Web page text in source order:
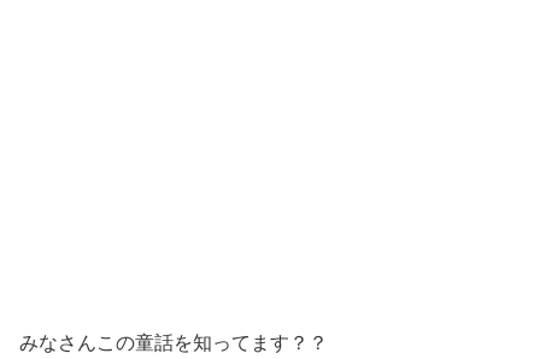
みなさんこの童話を知ってます？？